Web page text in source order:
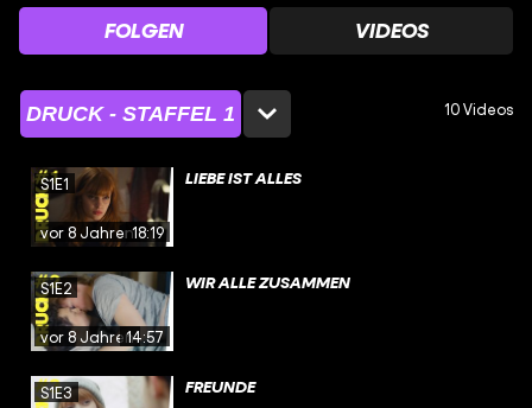
FOLGEN VIDEOS
DRUCK - STAFFEL 1 10 Videos
vor 8 Jahren18:19
S1E1 LIEBE IST ALLES
vor 8 Jahren14:57
S1E2 WIR ALLE ZUSAMMEN
S1E3 FREUNDE